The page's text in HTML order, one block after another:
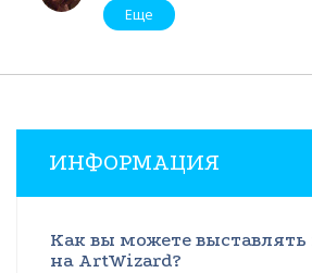
Еще
ИНФОРМАЦИЯ
Как вы можете выставлять
на ArtWizard?